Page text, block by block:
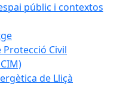
públic i contextos
Civil
de Lliçà